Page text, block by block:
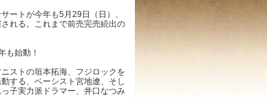
ートが今年も5月29日（日）、
れる。これまで前売完売続出の
も始動！
ストの垣本拓海、フジロックを
する、ベーシスト宮地遼、そし
子実力派ドラマー、井口なつみ